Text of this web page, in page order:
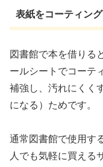
表紙をコーティン
図書館で本を借りる
ールシートでコーテ
補強し、汚れにくく
になる）ためです。
通常図書館で使用す
人でも気軽に買える